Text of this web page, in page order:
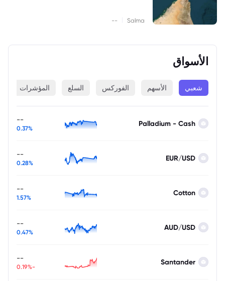
Salma
--
الأسواق
شعبي الأسهم الفوركس السلع المؤشرات
Palladium - Cash
--
0.37%
EUR/USD
--
0.28%
Cotton
--
1.57%
AUD/USD
--
0.47%
Santander
--
-0.19%